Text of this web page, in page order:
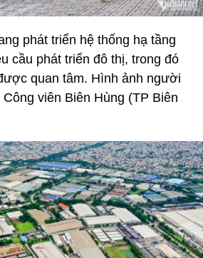
phát triển hệ thống hạ tầng
cầu phát triển đô thị, trong đó
quan tâm. Hình ảnh người
viên Biên Hùng (TP Biên